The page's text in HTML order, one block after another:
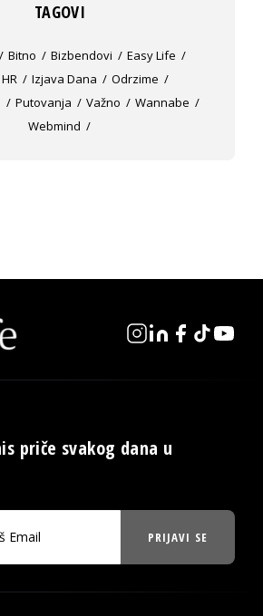
TAGOVI
Bitno Bizbendovi
Easy Life
HR Izjava Dana
Odrzime
Putovanja Važno
Wannabe
Webmind
priče svakog dana u
PRIJAVI SE